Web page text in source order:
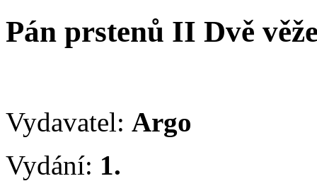
Pán prstenů II Dvě
Vydavatel: Argo
Vydání: 1.